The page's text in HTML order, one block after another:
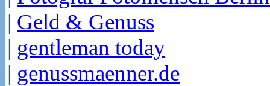
| Geld & Genuss
| gentleman today
| genussmaenner.de